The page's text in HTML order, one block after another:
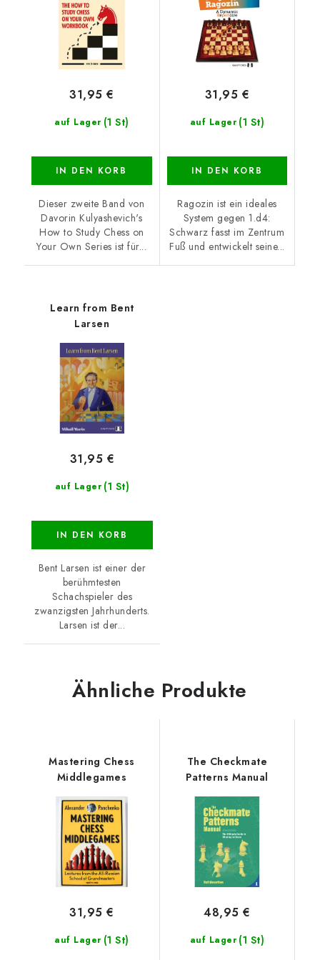
auf Lager (1 St)
31,95 €
IN DEN KORB
Dieser zweite Band von
Davorin Kulyashevich's
How to Study Chess on
Your Own Series ist für...
auf Lager (1 St)
31,95 €
IN DEN KORB
Ragozin ist ein ideales
System gegen 1.d4:
Schwarz fasst im Zentrum
Fuß und entwickelt seine...
Learn from Bent
Larsen
auf Lager (1 St)
31,95 €
IN DEN KORB
Bent Larsen ist einer der
berühmtesten
Schachspieler des
zwanzigsten Jahrhunderts.
Larsen ist der...
Ähnliche Produkte
Mastering Chess
Middlegames
auf Lager (1 St)
31,95 €
The Checkmate
Patterns Manual
auf Lager (1 St)
48,95 €